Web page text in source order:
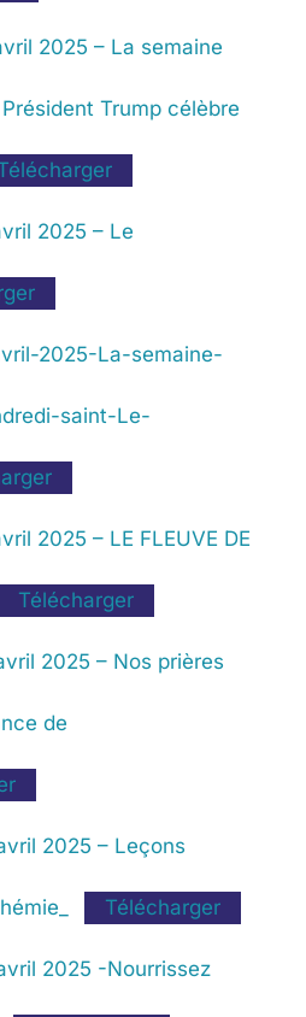
2025 – La semaine
Trump célèbre
2025 – Le
2025-La-semaine-
saint-Le-
2025 – LE FLEUVE DE
Télécharger
2025 – Nos prières
de
2025 – Leçons
Télécharger
2025 -Nourrissez